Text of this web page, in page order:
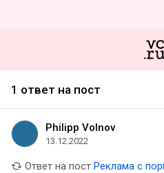
1 ответ на пост
Philipp Volnov
13.12.2022
Ответ на пост Реклама с